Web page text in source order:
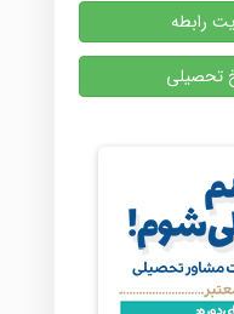
رابطه
تحصیلی